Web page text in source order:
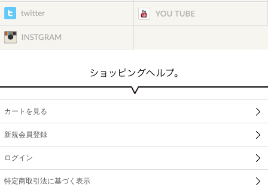
カートを見る
新規会員登録
ログイン
特定商取引法に基づく表示